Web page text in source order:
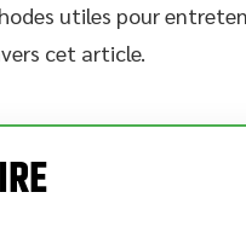
utiles pour
cet article.